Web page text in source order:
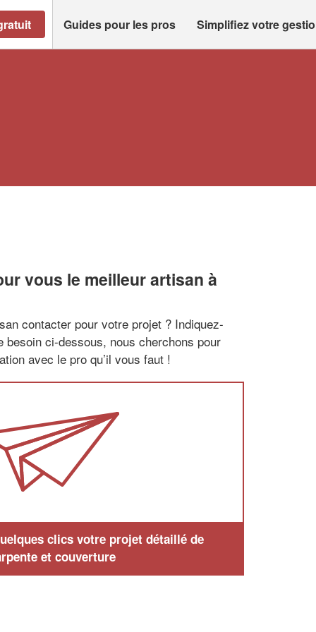
Guides pour les pros Simplifiez votre
vous le meilleur artisan à
contacter pour votre projet ? Indiquez-
besoin ci-dessous, nous cherchons pour
avec le pro qu’il vous faut !
clics votre projet détaillé de
et couverture